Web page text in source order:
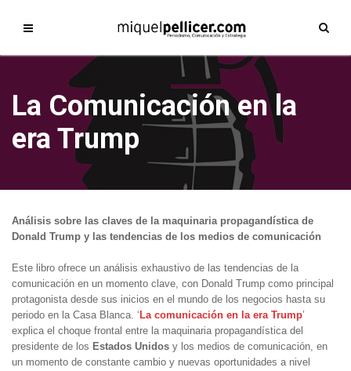
La Comunicación en la
era Trump
Análisis sobre las claves de la maquinaria propagandística de
Donald Trump y las tendencias de los medios de comunicación
Este libro ofrece un análisis exhaustivo de las tendencias de la
comunicación en un momento clave, con Donald Trump como principal
protagonista desde sus inicios en el mundo de los negocios hasta su
periodo en la Casa Blanca. ‘ La comunicación en la era Trump’
explica el choque frontal entre la maquinaria propagandística del
presidente de los Estados Unidos y los medios de comunicación, en
un momento de constante cambio y nuevas oportunidades a nivel